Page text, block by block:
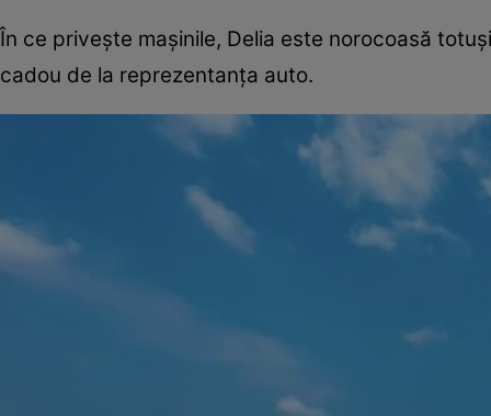
În ce privește mașinile, Delia este norocoasă
cadou de la reprezentanța auto.